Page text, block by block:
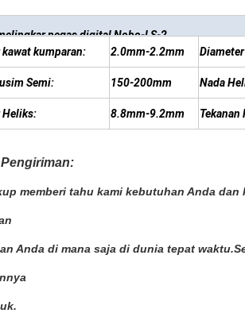
pegas digital Nobo-LS-2
kumparan:
2.0mm-2.2mm
Semi: 150-200mm Nada
Heliks: 8.8mm-9.2mm
memberi tahu kami kebutuhan Anda
Anda di mana saja di dunia tepat